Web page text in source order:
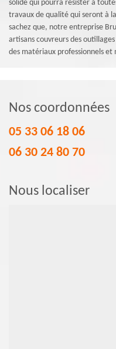
solide qui pourra résister à
travaux de qualité qui seront à
sachez que, notre entreprise
artisans couvreurs des
des matériaux professionnels et
Nos coordonnées
05 33 06 18 06
06 30 24 80 70
Nous localiser